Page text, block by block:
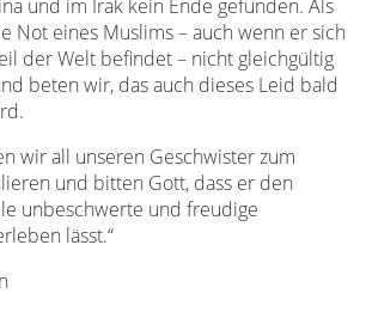
und im Irak kein Ende gefunden. Als
Not eines Muslims – auch wenn er sich
der Welt befindet – nicht gleichgültig
beten wir, das auch dieses Leid bald
wir all unseren Geschwister zum
und bitten Gott, dass er den
unbeschwerte und freudige
lässt.“